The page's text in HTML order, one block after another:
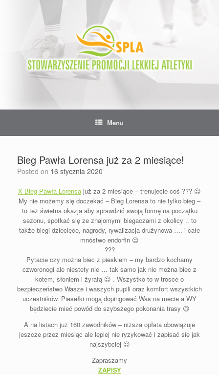
Menu
Bieg Pawła Lorensa już za 2 miesiące!
Posted on 16 stycznia 2020
X Bieg Pawła Lorensa już za 2 miesiące – trenujecie coś ??? 😉
My nie możemy się doczekać – Bieg Lorensa to nie tylko bieg –
to też świetna okazja aby sprawdzić swoją formę na początku
sezonu, spotkać się ze znajomymi biegaczami z okolicy .. to
także biegi dziecięce, nagrody, rywalizacja drużynowa …. i całe
mnóstwo endorfin 😉
???
Pytacie czy można biec z pieskiem – my bardzo kochamy
czworonogi ale niestety nie … tak samo jak nie można biec z
kotem, słoniem i żyrafą 😉 . Wszystko to w trosce o
bezpieczeństwo Wasze i waszych pupili oraz komfort wszystkich
uczestników. Piesełki mogą dopingować Was na mecie a WY
będziecie mieć powód do szybszego pokonania trasy 😉
A na listach już 160 zawodników – niższa opłata obowiązuje
jeszcze przez miesiąc ale lepiej nie ryzykować i zapisać się jak
najszybciej 😉
Zapraszamy
ZAPISY